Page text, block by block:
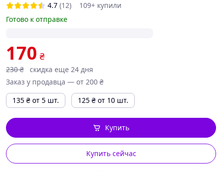
4.7 (12)
109+ купили
Готово к отправке
170 ₴
230 ₴
скидка еще 24 дня
Заказ у продавца — от 200 ₴
135 ₴ от 5 шт. 125 ₴ от 10 шт.
Купить сейчас
Купить